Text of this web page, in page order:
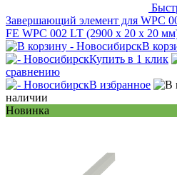
Завершающий элемент для WPC
FE WPC 002 LT (2900 х 20 х 20
В
Купить в 1 клик
сравнению
В избранное
наличии
Новинка